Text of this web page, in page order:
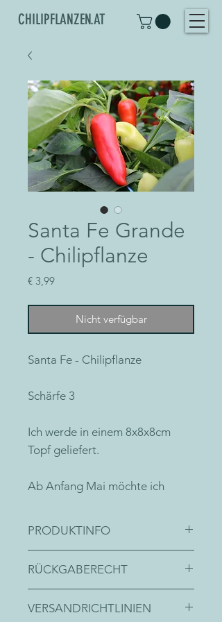
CHILIPFLANZEN.AT
Santa Fe Grande
- Chilipflanze
€ 3,99Preis
Nicht verfügbar
Santa Fe - Chilipflanze
Schärfe 3
Ich werde in einem 8x8x8cm
Topf geliefert.
Ab Anfang Mai möchte ich
mich gerne an einen sonnigen
PRODUKTINFO
Freiland (Beet)
RÜCKGABERECHT
und Rückgaberecht ausgeschlossen.
VERSANDRICHTLINIEN